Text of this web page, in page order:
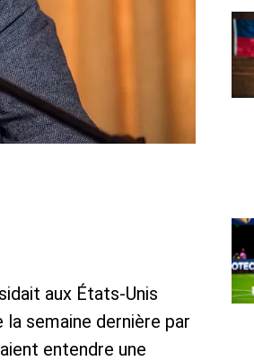
aux États-Unis
semaine dernière par
entendre une